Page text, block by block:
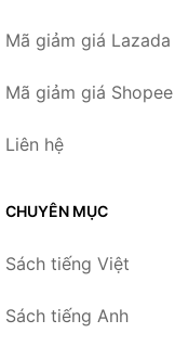
Mã giảm giá Lazada
Mã giảm giá Shopee
Liên hệ
CHUYÊN MỤC
Sách tiếng Việt
Sách tiếng Anh